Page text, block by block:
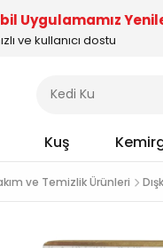
Uygulamamız
ve kullanıcı dostu
Kuş
ve Temizlik Ürünleri